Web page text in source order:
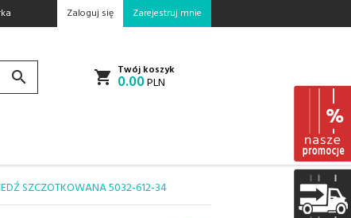
Zaloguj się Zarejestruj mnie
Twój koszyk
0.00PLN
SZCZOTKOWANA 5032-612-34